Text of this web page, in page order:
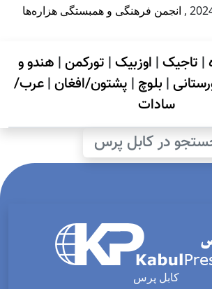
, انجمن فرهنگی و همبستگی هزاره‌ها
| تاجیک| اوزبیک| تورکمن| هندو و
| بلوچ | پشتون/افغان|عرب/
سادات
در کابل پرس
کابل پرس